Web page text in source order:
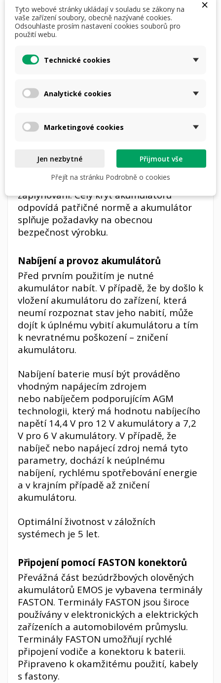
akumulátory EMOS v provedení AGM je
možné instalovat v libovolné poloze.
elektrolyt ve sklo-laminátových
deskami. Jedná se v podstatě o skelné
po nalití. Vylití kyseliny již nehrozí a
akumulátory jsou tak velmi bezpečné při
Pojistné ventily akumulátoru zabraňují
jeho výbuchu v případě, že by došlo k jeho
zaplynování. Celý kryt akumulátoru
odpovídá patřičné normě a akumulátor
splňuje požadavky na obecnou
bezpečnost výrobku.
Nabíjení a provoz akumulátorů
Před prvním použitím je nutné
akumulátor nabít. V případě, že by došlo k
vložení akumulátoru do zařízení, která
neumí rozpoznat stav jeho nabití, může
dojít k úplnému vybití akumulátoru a tím
k nevratnému poškození – zničení
akumulátoru.
Nabíjení baterie musí být prováděno
vhodným napájecím zdrojem
nebo nabíječem podporujícím AGM
technologii, který má hodnotu nabíjecího
napětí 14,4 V pro 12 V akumulátory a 7,2
V pro 6 V akumulátory. V případě, že
nabíječ nebo napájecí zdroj nemá tyto
parametry, dochází k neúplnému
nabíjení, rychlému spotřebování energie
a v krajním případě až zničení
akumulátoru.
Optimální životnost v záložních
systémech je 5 let.
Připojení pomocí FASTON konektorů
Převážná část bezúdržbových olověných
akumulátorů EMOS je vybavena terminály
FASTON. Terminály FASTON jsou široce
používány v elektronických a elektrických
zařízeních a automobilovém průmyslu.
Terminály FASTON umožňují rychlé
připojení vodiče a konektoru k baterii.
Připraveno k okamžitému použití, kabely
s fastony.
×
Tyto webové stránky ukládají v souladu se zákony na
vaše zařízení soubory, obecně nazývané cookies.
Odsouhlaste prosím nastavení cookies souborů pro
použití webu.
Technické cookies
Analytické cookies
Marketingové cookies
Jen nezbytné
Přijmout vše
Přejít na stránku Podrobně o cookies